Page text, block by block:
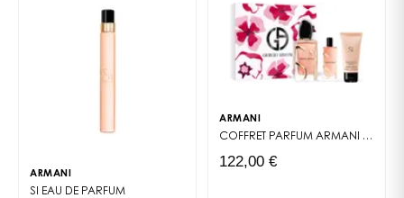
ARMANI
SI EAU DE PARFUM
ARMANI
COFFRET PARFUM ARMANI SI INTENSE
122,00 €